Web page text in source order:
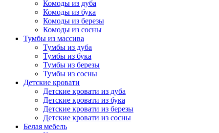
Комоды из дуба
Комоды из бука
Комоды из березы
Комоды из сосны
Тумбы из массива
Тумбы из дуба
Тумбы из бука
Тумбы из березы
Тумбы из сосны
Детские кровати
Детские кровати из дуба
Детские кровати из бука
Детские кровати из березы
Детские кровати из сосны
Белая мебель